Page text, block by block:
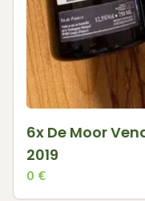
6x De Moor
2019
0 €